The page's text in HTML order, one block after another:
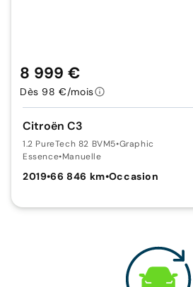
Citroën C3
1.2 PureTech 82 BVM5•Graphic
Essence•Manuelle
2019•66 846 km•Occasion
8 999 €
Dès 98 €/mois